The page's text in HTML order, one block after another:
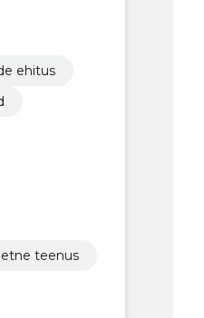
ehitus
teenus